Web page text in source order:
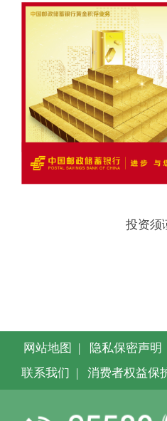
投资须谨
网站地图 | 隐私保密声明
联系我们 | 消费者权益保